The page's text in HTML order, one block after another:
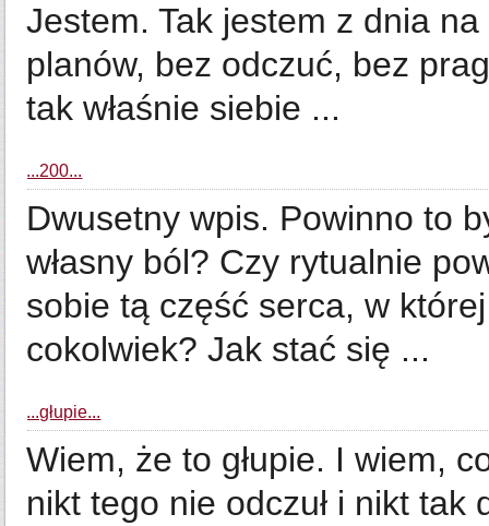
Jestem. Tak jestem z dnia
planów, bez odczuć, bez
tak właśnie siebie ...
...200...
Dwusetny wpis. Powinno to
własny ból? Czy rytualnie
sobie tą część serca, w
cokolwiek? Jak stać się ...
...głupie...
Wiem, że to głupie. I wiem,
nikt tego nie odczuł i nikt tak